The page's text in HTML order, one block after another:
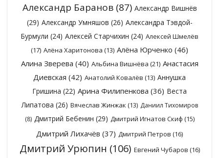
Александр Баранов(87) Александр Вишнёв
(29) Александр Умняшов (26) Александра Тэвдой-
Бурмули (24) Алексей Старчихин (24) Алексей Шмелёв
(17) Алёна Харитонова (13) Алёна Юрченко (46)
Алина Зверева (40) Альбина Вишнёва (21) Анастасия
Диевская (42) Анатолий Ковалёв (13) Аннушка
Гришина (22) Арина Филипенкова (36) Веста
Липатова (26) Вячеслав Жинжак (13) Даниил Тихомиров
(8) Дмитрий Бебенин (29) Дмитрий Игнатов Скиф (15)
Дмитрий Лихачёв (37) Дмитрий Петров (16)
Дмитрий Урюпин (106) Евгений Чубаров (16)